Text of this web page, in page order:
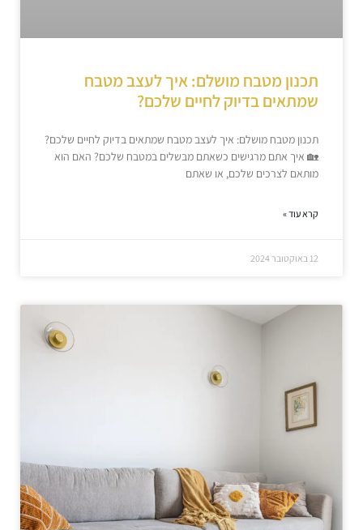
תכנון מטבח מושלם: איך לעצב מטבח
שמתאים בדיוק לחיים שלכם?
תכנון מטבח מושלם: איך לעצב מטבח שמתאים בדיוק לחיים שלכם?
🏡 איך אתם מרגישים כשאתם מבשלים במטבח שלכם? האם הוא
מותאם לצרכים שלכם, או שאתם
קרא עוד »
12 באוקטובר 2024